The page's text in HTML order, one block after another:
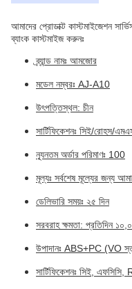
আমাদের প্রোডাক্ট কাস্টমাইজেশন
ব্যাংক কাস্টমাইজ করুনঃ
ব্র্যান্ড নামঃ আমজোর
মডেল নম্বরঃ AJ-A10
উৎপত্তিস্থল: চীন
সার্টিফিকেশনঃ সিই/রোহস/
ন্যূনতম অর্ডার পরিমাণঃ 100
মূল্যঃ সর্বশেষ মূল্যের জন্য
ডেলিভারি সময়ঃ ২৫ দিন
সরবরাহ ক্ষমতা: প্রতিদিন
উপাদানঃ ABS+PC (VO
সার্টিফিকেশনঃ সিই,